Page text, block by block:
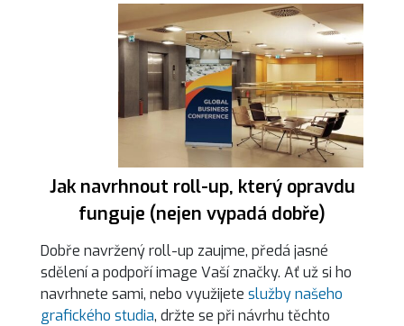
Jak navrhnout roll-up, který opravdu
funguje (nejen vypadá dobře)
Dobře navržený roll-up zaujme, předá jasné
sdělení a podpoří image Vaší značky. Ať už si ho
navrhnete sami, nebo využijete služby našeho
grafického studia, držte se při návrhu těchto